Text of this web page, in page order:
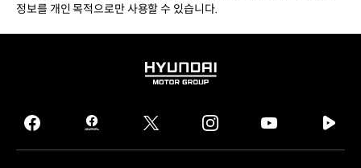
정보를 개인 목적으로만 사용할 수 있습니다.
HYUNDAI
GROUP
facebook
hmg
journal
twitter instagram
tv